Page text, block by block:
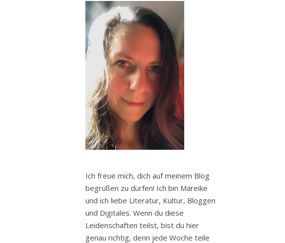
Ich freue mich, dich auf meinem Blog
begrüßen zu dürfen! Ich bin Mareike
und ich liebe Literatur, Kultur, Bloggen
und Digitales. Wenn du diese
Leidenschaften teilst, bist du hier
genau richtig, denn jede Woche teile